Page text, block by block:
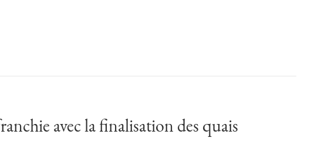
avec la finalisation des quais